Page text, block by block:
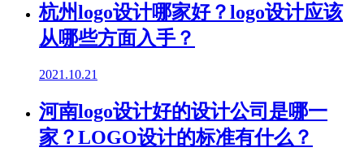
杭州logo设计哪家好？logo设计应该
从哪些方面入手？
2021.10.21
河南logo设计好的设计公司是哪一
家？LOGO设计的标准有什么？